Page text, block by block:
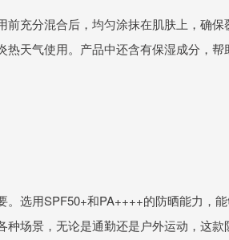
充分混合后，均匀涂抹在肌肤上，确
天气使用。产品中还含有保湿成分，
选用SPF50+和PA++++的防晒能力，
场景，无论是通勤还是户外运动，这